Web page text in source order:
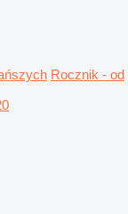
Rocznik - od